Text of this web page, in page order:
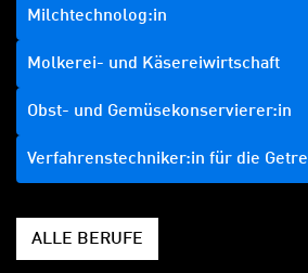
Milchtechnolog:in
Molkerei- und Käsereiwirtschaft
Obst- und Gemüsekonservierer:in
Verfahrenstechniker:in für die
ALLE BERUFE